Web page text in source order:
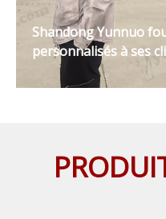
Shandong Yunnuo
personnalisés à ses